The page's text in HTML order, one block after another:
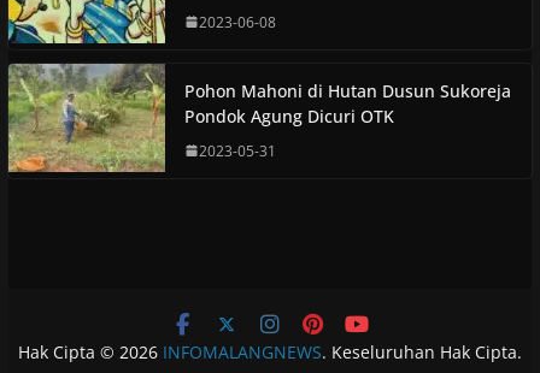
2023-06-08
Pohon Mahoni di Hutan Dusun Sukoreja
Pondok Agung Dicuri OTK
2023-05-31
Hak Cipta © 2026 INFOMALANGNEWS. Keseluruhan Hak Cipta.